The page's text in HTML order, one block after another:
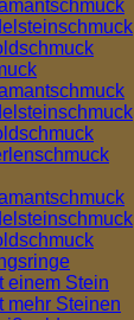
einem Stein
mehr Steinen